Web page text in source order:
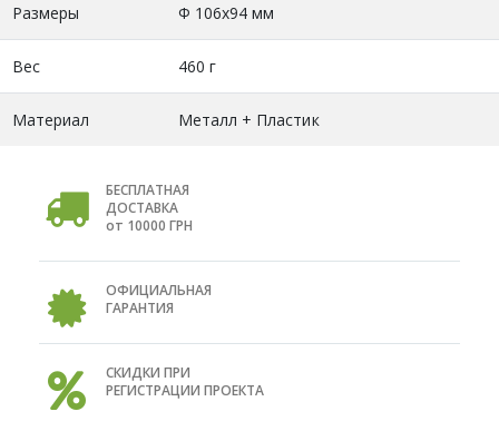
Размеры Ф 106х94 мм
Вес 460 г
Материал Металл + Пластик
БЕСПЛАТНАЯ
ДОСТАВКА
от 10000 ГРН
ОФИЦИАЛЬНАЯ
ГАРАНТИЯ
СКИДКИ ПРИ
РЕГИСТРАЦИИ ПРОЕКТА